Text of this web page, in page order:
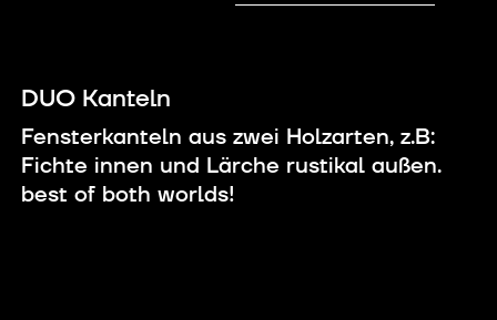
DUO Kanteln
Fensterkanteln aus zwei Holzarten, z.B:
Fichte innen und Lärche rustikal außen.
best of both worlds!